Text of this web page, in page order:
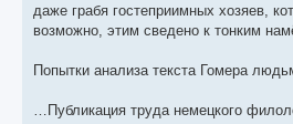
даже грабя гостеприимных хозяев,
возможно, этим сведено к тонким
Попытки анализа текста Гомера
…Публикация труда немецкого